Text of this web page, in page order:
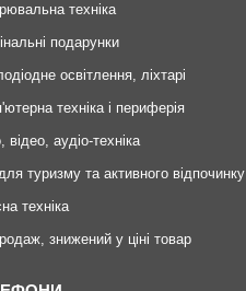
техніка
подарунки
освітлення, ліхтарі
техніка і периферія
відео, аудіо-техніка
туризму та активного відпочинку
техніка
знижений у ціні товар